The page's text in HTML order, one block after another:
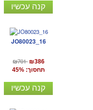
קנה עכשיו
JO80023_16
₪701 ₪386
תחסוך: 45%
קנה עכשיו